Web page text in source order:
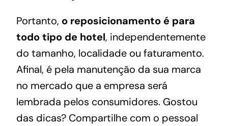
Portanto, o reposicionamento é para
todo tipo de hotel, independentemente
do tamanho, localidade ou faturamento.
Afinal, é pela manutenção da sua marca
no mercado que a empresa será
lembrada pelos consumidores. Gostou
das dicas? Compartilhe com o pessoal